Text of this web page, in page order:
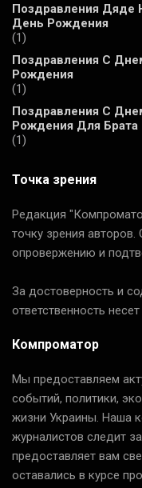
Поздравления Дяде
День Рождения
(1)
Поздравления С
Рождения
(1)
Поздравления С
Рождения Для Брата
(1)
Точка зрения
Редакция
точку зрения
опровержению и
За достоверность и
ответственность
Компроматор
Мы предоставляем
событий, политики,
жизни Украины. Наша
журналистов следит
предоставляет вам
оставались в курсе